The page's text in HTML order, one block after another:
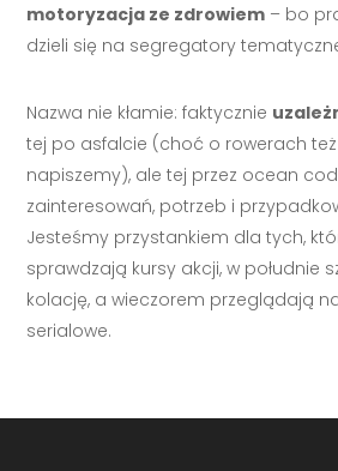
motoryzacja ze zdrowiem – bo
dzieli się na segregatory
Nazwa nie kłamie: faktycznie
tej po asfalcie (choć o rowerach
napiszemy), ale tej przez ocean
zainteresowań, potrzeb i
Jesteśmy przystankiem dla tych,
sprawdzają kursy akcji, w południe
kolację, a wieczorem przeglądają
serialowe.